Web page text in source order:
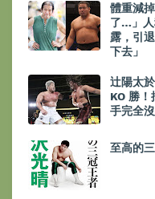
體重減
了…」人
露，引
下去」
辻陽太
KO 勝
手完全
至高的